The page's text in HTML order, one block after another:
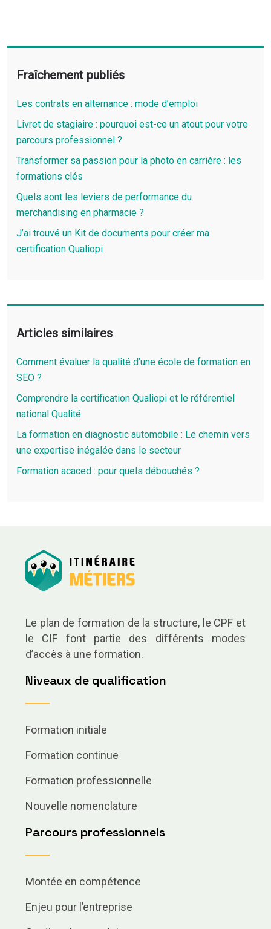
Fraîchement publiés
Les contrats en alternance : mode d’emploi
Livret de stagiaire : pourquoi est-ce un atout pour votre
parcours professionnel ?
Transformer sa passion pour la photo en carrière : les
formations clés
Quels sont les leviers de performance du
merchandising en pharmacie ?
J’ai trouvé un Kit de documents pour créer ma
certification Qualiopi
Articles similaires
Comment évaluer la qualité d’une école de formation en
SEO ?
Comprendre la certification Qualiopi et le référentiel
national Qualité
La formation en diagnostic automobile : Le chemin vers
une expertise inégalée dans le secteur
Formation acaced : pour quels débouchés ?
Le plan de formation de la structure, le CPF et
le CIF font partie des différents modes
d’accès à une formation.
Niveaux de qualification
Formation initiale
Formation continue
Formation professionnelle
Nouvelle nomenclature
Parcours professionnels
Montée en compétence
Enjeu pour l’entreprise